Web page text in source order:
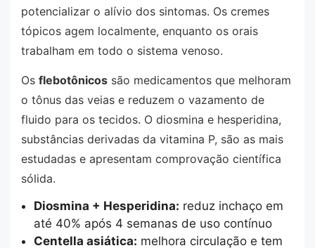
potencializar o alívio dos sintomas. Os cremes
tópicos agem localmente, enquanto os orais
trabalham em todo o sistema venoso.
Os flebotônicos são medicamentos que melhoram
o tônus das veias e reduzem o vazamento de
fluido para os tecidos. O diosmina e hesperidina,
substâncias derivadas da vitamina P, são as mais
estudadas e apresentam comprovação científica
sólida.
Diosmina + Hesperidina: reduz inchaço em
até 40% após 4 semanas de uso contínuo
Centella asiática: melhora circulação e tem